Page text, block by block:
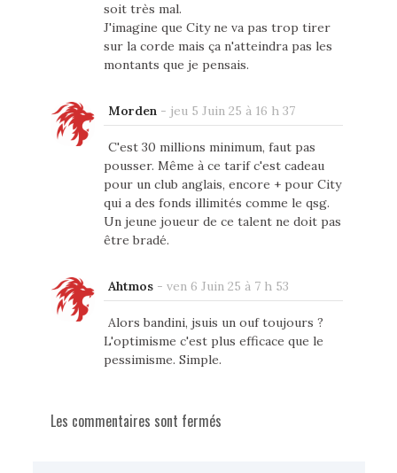
soit très mal.
J'imagine que City ne va pas trop tirer
sur la corde mais ça n'atteindra pas les
montants que je pensais.
Morden- jeu 5 Juin 25 à 16 h 37
C'est 30 millions minimum, faut pas
pousser. Même à ce tarif c'est cadeau
pour un club anglais, encore + pour City
qui a des fonds illimités comme le qsg.
Un jeune joueur de ce talent ne doit pas
être bradé.
Ahtmos- ven 6 Juin 25 à 7 h 53
Alors bandini, jsuis un ouf toujours ?
L'optimisme c'est plus efficace que le
pessimisme. Simple.
Les commentaires sont fermés